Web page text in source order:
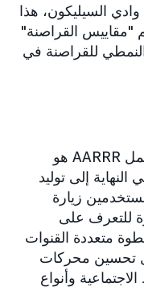
السيليكون، هذا
"مقاييس القراصنة"
للقراصنة في
الهدف في الجزء الأول من إطار عمل AARRR هو
إلى توليد
زيارة
للتعرف على
متعددة القنوات
تحسين محركات
وأنواع